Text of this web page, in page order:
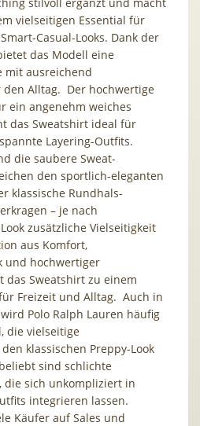
vielseitigen Essential für
Casual-Looks. Dank der
das Modell eine
mit ausreichend
Alltag. Der hochwertige
ein angenehm weiches
das Sweatshirt ideal für
Layering-Outfits.
die saubere Sweat-
den sportlich-eleganten
klassische Rundhals-
– je nach
zusätzliche Vielseitigkeit
aus Komfort,
und hochwertiger
Sweatshirt zu einem
Freizeit und Alltag. Auch in
Polo Ralph Lauren häufig
die vielseitige
klassischen Preppy-Look
sind schlichte
die sich unkompliziert in
integrieren lassen.
Käufer auf Sales und